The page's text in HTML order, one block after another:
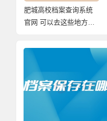
肥城高校档案查询系统
官网 可以去这些地方找